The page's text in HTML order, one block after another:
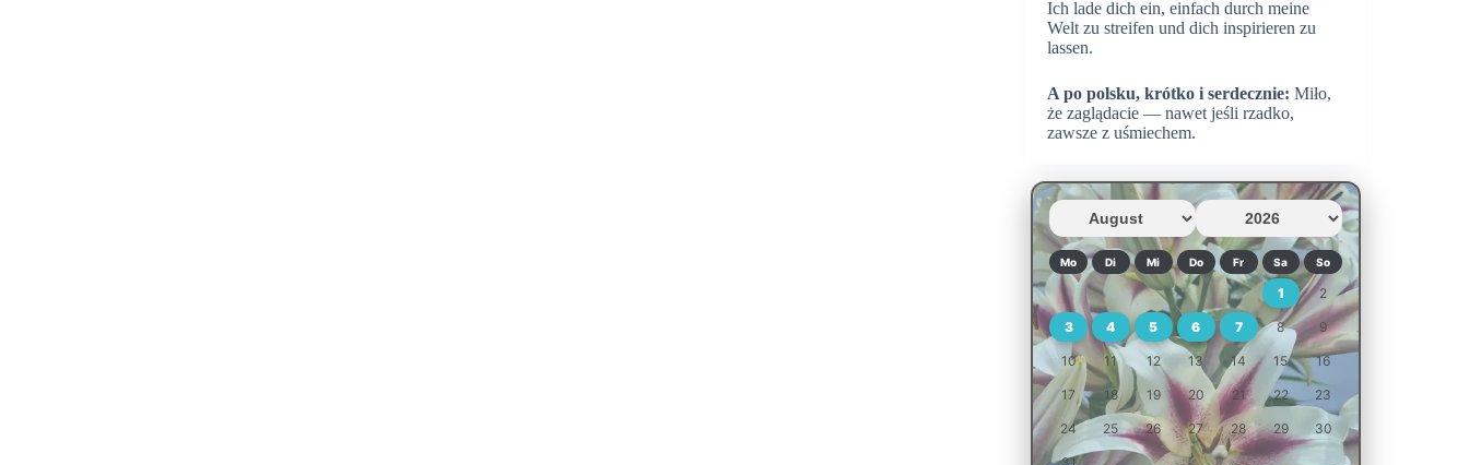
Ich lade dich ein, einfach durch meine
Welt zu streifen und dich inspirieren zu
lassen.
A po polsku, krótko i serdecznie: Miło,
że zaglądacie — nawet jeśli rzadko,
zawsze z uśmiechem.
Mo Di Mi Do Fr Sa So
1 2
3 4 5 6 7 8 9
10 11 12 13 14 15 16
17 18 19 20 21 22 23
24 25 26 27 28 29 30